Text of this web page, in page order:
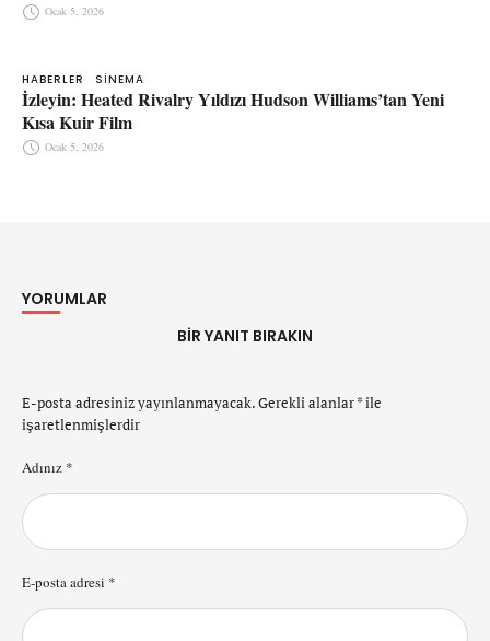
Ocak 5, 2026
HABERLER SINEMA
İzleyin: Heated Rivalry Yıldızı Hudson Williams’tan Yeni
Kısa Kuir Film
Ocak 5, 2026
YORUMLAR
BIR YANIT BIRAKIN
E-posta adresiniz yayınlanmayacak.Gerekli alanlar*ile
işaretlenmişlerdir
Adınız *
E-posta adresi *